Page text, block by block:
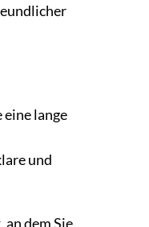
lange
und
dem Sie